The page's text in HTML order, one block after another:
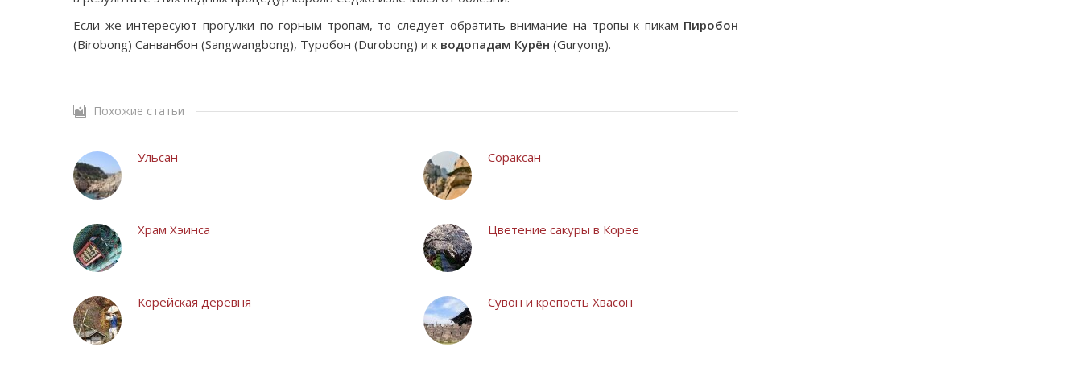
Если же интересуют прогулки по горным тропам, то следует обратить внимание на тропы к пикам Пиробон
(Birobong) Санванбон (Sangwangbong), Туробон (Durobong) и к водопадам Курён (Guryong).
Похожие статьи
Ульсан Сораксан
Храм Хэинса Цветение сакуры в Корее
Корейская деревня Сувон и крепость Хвасон